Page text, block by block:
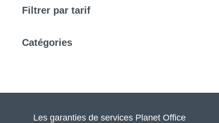
Filtrer par tarif
Catégories
Les garanties de services Planet Office